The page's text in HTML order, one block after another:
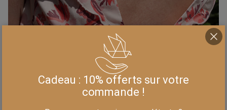
Cadeau : 10% offerts sur votre
commande !